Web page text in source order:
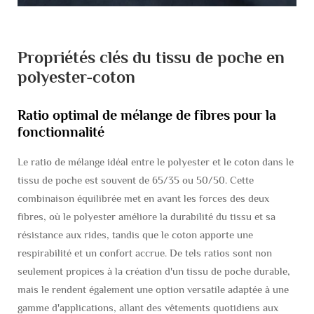
Propriétés clés du tissu de poche en
polyester-coton
Ratio optimal de mélange de fibres pour la
fonctionnalité
Le ratio de mélange idéal entre le polyester et le coton dans le
tissu de poche est souvent de 65/35 ou 50/50. Cette
combinaison équilibrée met en avant les forces des deux
fibres, où le polyester améliore la durabilité du tissu et sa
résistance aux rides, tandis que le coton apporte une
respirabilité et un confort accrue. De tels ratios sont non
seulement propices à la création d'un tissu de poche durable,
mais le rendent également une option versatile adaptée à une
gamme d'applications, allant des vêtements quotidiens aux